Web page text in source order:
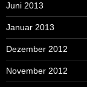
Juni 2013
Januar 2013
Dezember 2012
November 2012